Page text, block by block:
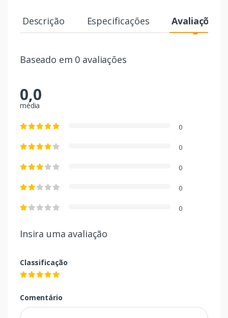
Descrição Especificações Avaliações
Baseado em 0 avaliações
0,0
média
0
0
0
0
0
Insira uma avaliação
Classificação
Comentário